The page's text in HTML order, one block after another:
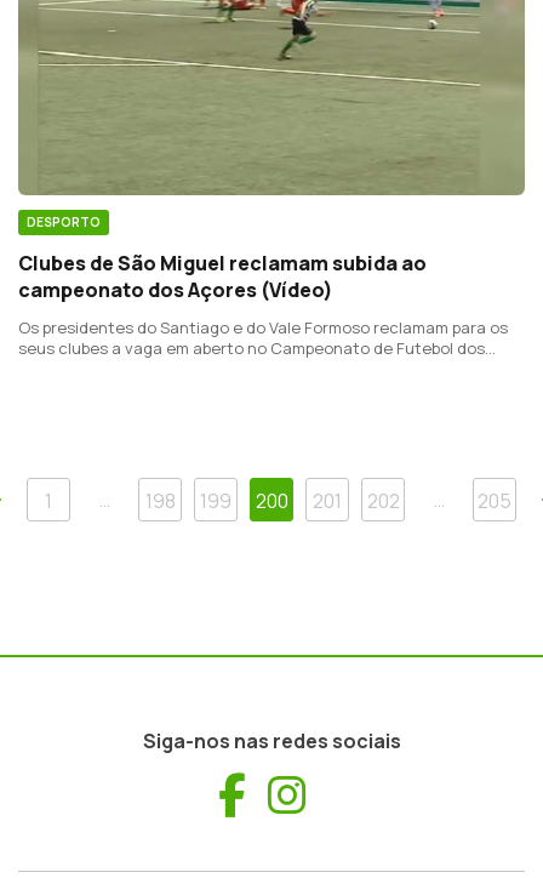
DESPORTO
Clubes de São Miguel reclamam subida ao
campeonato dos Açores (Vídeo)
Os presidentes do Santiago e do Vale Formoso reclamam para os
seus clubes a vaga em aberto no Campeonato de Futebol dos
Anterior
1 … 198 199 200 201 202 … 205
Siga-nos nas redes sociais
Facebook